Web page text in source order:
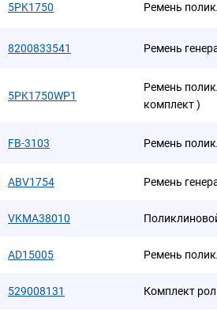
5PK1750 Ремень
8200833541 Ремень
5PK1750WP1
Ремень
комплект )
FB-3103 Ремень
ABV1754 Ремень
VKMA38010
AD15005 Ремень
529008131 Комплект